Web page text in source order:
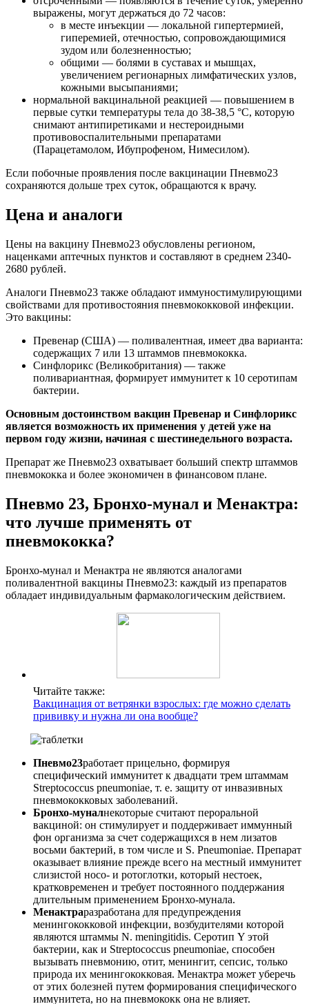
выражены, могут держаться до 72 часов:
в месте инъекции — локальной гипертермией,
гиперемией, отечностью, сопровождающимися
зудом или болезненностью;
общими — болями в суставах и мышцах,
увеличением регионарных лимфатических узлов,
кожными высыпаниями;
нормальной вакцинальной реакцией — повышением в
первые сутки температуры тела до 38-38,5 °С, которую
снимают антипиретиками и нестероидными
противовоспалительными препаратами
(Парацетамолом, Ибупрофеном, Нимесилом).
Если побочные проявления после вакцинации Пневмо23
сохраняются дольше трех суток, обращаются к врачу.
Цена и аналоги
Цены на вакцину Пневмо23 обусловлены регионом,
наценками аптечных пунктов и составляют в среднем 2340-
2680 рублей.
Аналоги Пневмо23 также обладают иммуностимулирующими
свойствами для противостояния пневмококковой инфекции.
Это вакцины:
Превенар (США) — поливалентная, имеет два варианта:
содержащих 7 или 13 штаммов пневмококка.
Синфлорикс (Великобритания) — также
поливариантная, формирует иммунитет к 10 серотипам
бактерии.
Основным достоинством вакцин Превенар и Синфлорикс
является возможность их применения у детей уже на
первом году жизни, начиная с шестинедельного возраста.
Препарат же Пневмо23 охватывает больший спектр штаммов
пневмококка и более экономичен в финансовом плане.
Пневмо 23, Бронхо-мунал и Менактра:
что лучше применять от
пневмококка?
Бронхо-мунал и Менактра не являются аналогами
поливалентной вакцины Пневмо23: каждый из препаратов
обладает индивидуальным фармакологическим действием.
Читайте также:
Вакцинация от ветрянки взрослых: где можно сделать
прививку и нужна ли она вообще?
Пневмо23работает прицельно, формируя
специфический иммунитет к двадцати трем штаммам
Streptococcus pneumoniae, т. е. защиту от инвазивных
пневмококковых заболеваний.
Бронхо-муналнекоторые считают пероральной
вакциной: он стимулирует и поддерживает иммунный
фон организма за счет содержащихся в нем лизатов
восьми бактерий, в том числе и S. Pneumoniae. Препарат
оказывает влияние прежде всего на местный иммунитет
слизистой носо- и ротоглотки, который нестоек,
кратковременен и требует постоянного поддержания
длительным применением Бронхо-мунала.
Менактраразработана для предупреждения
менингококковой инфекции, возбудителями которой
являются штаммы N. meningitidis. Серотип Y этой
бактерии, как и Streptococcus pneumoniae, способен
вызывать пневмонию, отит, менингит, сепсис, только
природа их менингококковая. Менактра может уберечь
от этих болезней путем формирования специфического
иммунитета, но на пневмококк она не влияет.